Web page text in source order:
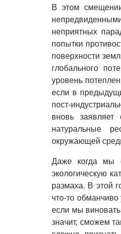
В этом
неприятных
попытки
поверхности
глобального
уровень
если в
пост-
вновь
натуральные
окружающей
Даже когда мы
экологическую
размаха. В этой
что-то
если мы
значит, сможем